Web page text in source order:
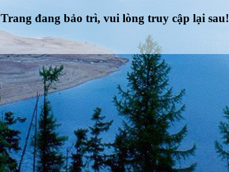
Trang đang bảo trì, vui lòng truy cập lại sau!